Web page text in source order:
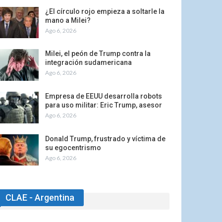
¿El círculo rojo empieza a soltarle la
mano a Milei?
Ago 6, 2026
Milei, el peón de Trump contra la
integración sudamericana
Ago 6, 2026
Empresa de EEUU desarrolla robots
para uso militar: Eric Trump, asesor
Ago 6, 2026
Donald Trump, frustrado y víctima de
su egocentrismo
Ago 6, 2026
CLAE - Argentina